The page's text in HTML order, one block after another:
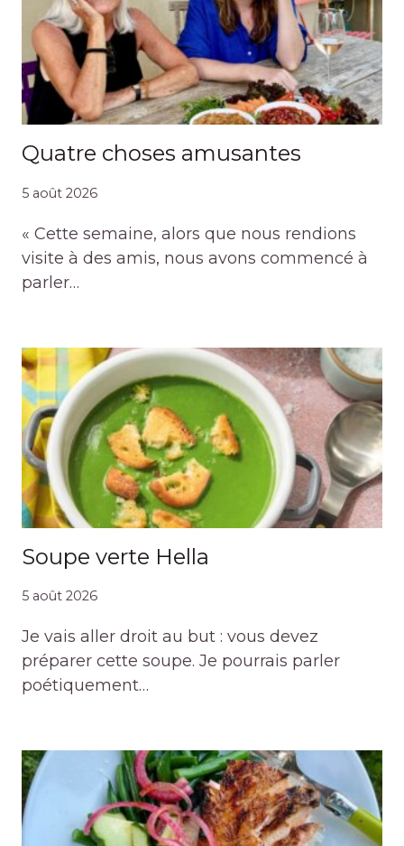
Quatre choses amusantes
5 août 2026
« Cette semaine, alors que nous rendions
visite à des amis, nous avons commencé à
parler…
Soupe verte Hella
5 août 2026
Je vais aller droit au but : vous devez
préparer cette soupe. Je pourrais parler
poétiquement…